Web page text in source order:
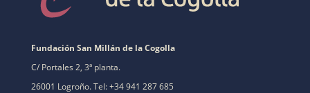
Fundación San Millán de la Cogolla
C/ Portales 2, 3ª planta.
26001 Logroño. Tel: +34 941 287 685